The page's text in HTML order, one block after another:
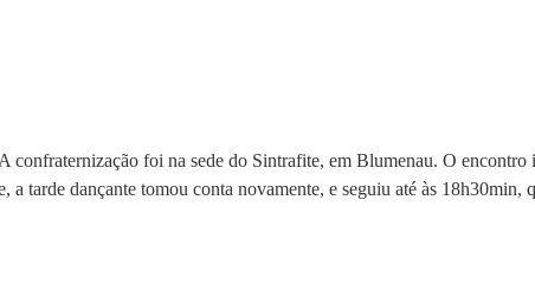
foi na sede do Sintrafite, em Blumenau. O
tarde dançante tomou conta novamente, e seguiu até às 18h30min,